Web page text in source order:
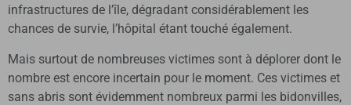
infrastructures de l’île, dégradant considérablement les
chances de survie, l’hôpital étant touché également.
Mais surtout de nombreuses victimes sont à déplorer dont le
nombre est encore incertain pour le moment. Ces victimes et
sans abris sont évidemment nombreux parmi les bidonvilles,